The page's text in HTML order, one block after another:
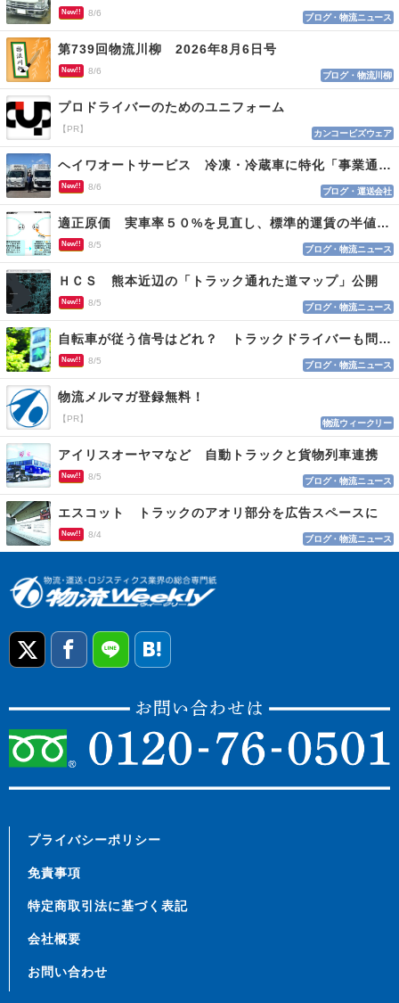
New!! 8/6 ブログ・物流ニュース
第739回物流川柳 2026年8月6日号
New!! 8/6 ブログ・物流川柳
プロドライバーのためのユニフォーム
【PR】 カンコービズウェア
ヘイワオートサービス 冷凍・冷蔵車に特化「事業通じ貢献目指す」
New!! 8/6 ブログ・運送会社
適正原価 実車率５０%を見直し、標準的運賃の半値の恐れも
New!! 8/5 ブログ・物流ニュース
ＨＣＳ 熊本近辺の「トラック通れた道マップ」公開
New!! 8/5 ブログ・物流ニュース
自転車が従う信号はどれ？ トラックドライバーも問われる認識
New!! 8/5 ブログ・物流ニュース
物流メルマガ登録無料！
【PR】 物流ウィークリー
アイリスオーヤマなど 自動トラックと貨物列車連携
New!! 8/5 ブログ・物流ニュース
エスコット トラックのアオリ部分を広告スペースに
New!! 8/4 ブログ・物流ニュース
プライバシーポリシー
免責事項
特定商取引法に基づく表記
会社概要
お問い合わせ